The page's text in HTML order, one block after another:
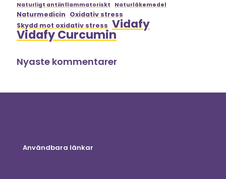
Naturligt antiinflammatoriskt Naturläkemedel
Naturmedicin Oxidativ stress
Skydd mot oxidativ stress Vidafy
Vidafy Curcumin
Nyaste kommentarer
Användbara länkar